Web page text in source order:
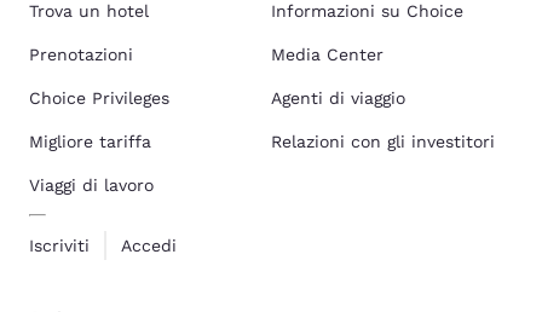
Trova un hotel
Prenotazioni
Choice Privileges
Migliore tariffa
Viaggi di lavoro
Iscriviti Accedi
Informazioni su Choice
Media Center
Agenti di viaggio
Relazioni con gli investitori